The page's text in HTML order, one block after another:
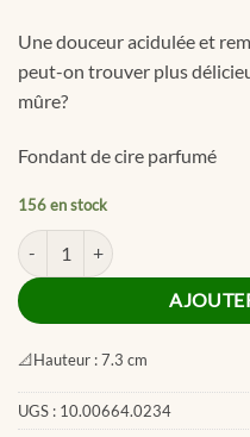
Une douceur acidulée et
peut-on trouver plus
mûre?
Fondant de cire parfumé
156 en stock
quantité de Red Raspberry
📐Hauteur :7.3 cm
UGS : 10.00664.0234